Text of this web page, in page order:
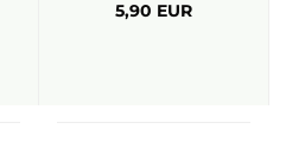
5,90 EUR